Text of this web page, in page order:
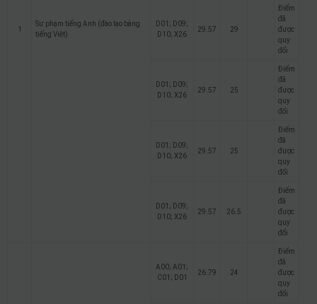
1
Sư phạm tiếng Anh (đào tạo bằng
tiếng Việt)
D01; D09;
D10; X26
29.57 29
Điểm
đã
được
quy
đổi
D01; D09;
D10; X26
29.57 25
Điểm
đã
được
quy
đổi
D01; D09;
D10; X26
29.57 25
Điểm
đã
được
quy
đổi
D01; D09;
D10; X26
29.57 26.5
Điểm
đã
được
quy
đổi
A00; A01;
C01; D01
26.79 24
Điểm
đã
được
quy
đổi